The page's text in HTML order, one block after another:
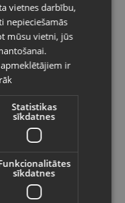
Husqvarna
Canon
uz
izvēlētajā
RUSSIAN
vietnes darbību,
nepieciešamās
mūsu vietni, jūs
ir
Statistikas
sīkdatnes
sīkdatnes